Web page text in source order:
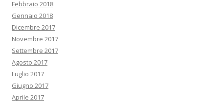
Febbraio 2018
Gennaio 2018
Dicembre 2017
Novembre 2017
Settembre 2017
Agosto 2017
Luglio 2017
Giugno 2017
Aprile 2017